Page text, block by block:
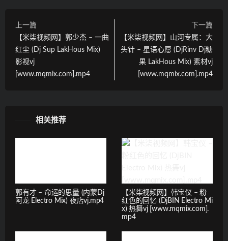
上一篇
【米柒视频网】郭少杰 – 一曲
红尘 (Dj Sup LakHous Mix)
影视vj
[www.mqmix.com].mp4
下一篇
【米柒视频网】山河专属：大
头针 – 星语心愿 (DjRinv Dj糖
果 LakHous Mix) 素材vj
[www.mqmix.com].mp4
相关推荐
郭有才 – 命运的思量 (内蒙Dj
阿龙 Electro Mix) 夜店vj.mp4
【米柒视频网】韩宝仪 – 粉
红色的回忆 (DjBIN Electro Mi
x) 热舞vj [www.mqmix.com].
mp4